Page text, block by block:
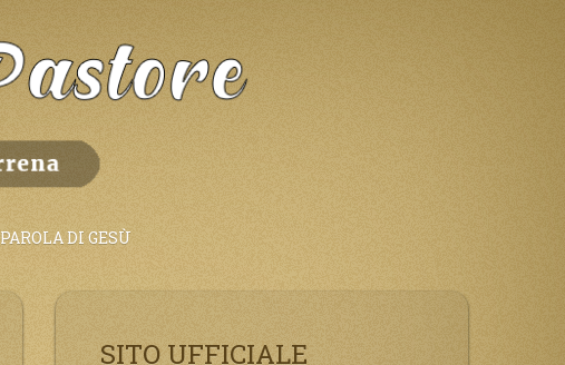
PAROLA DI GESÙ
SITO UFFICIALE